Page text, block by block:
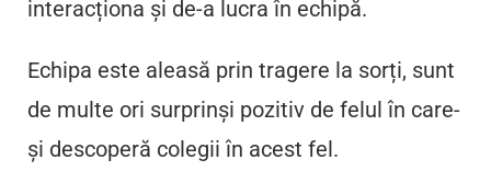
interacționa și de-a lucra în echipă.
Echipa este aleasă prin tragere la sorți, sunt
de multe ori surprinși pozitiv de felul în care-
și descoperă colegii în acest fel.